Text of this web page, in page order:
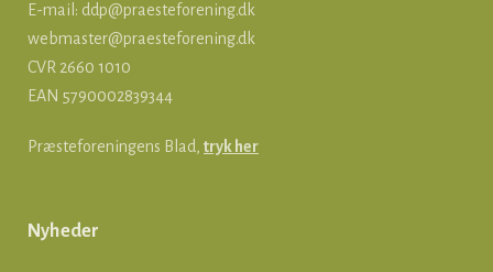
E-mail: ddp@praesteforening.dk
webmaster@praesteforening.dk
CVR 2660 1010
EAN 5790002839344
Præsteforeningens Blad, tryk her
Nyheder